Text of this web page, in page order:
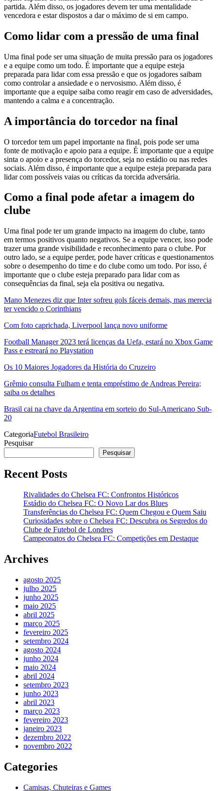
partida. Além disso, os jogadores devem ter uma mentalidade
vencedora e estar dispostos a dar o máximo de si em campo.
Como lidar com a pressão de uma final
Uma final pode ser uma situação de muita pressão para os jogadores
e a equipe como um todo. É importante que a equipe esteja
preparada para lidar com essa pressão e que os jogadores saibam
como controlar a ansiedade e o nervosismo. Além disso, é
importante que a equipe saiba como reagir em caso de adversidades,
mantendo a calma e a concentração.
A importância do torcedor na final
O torcedor tem um papel importante na final, pois pode ser uma
fonte de motivação e apoio para a equipe. É importante que a equipe
sinta o apoio e a presença do torcedor, seja no estádio ou nas redes
sociais. Além disso, é importante que a equipe esteja preparada para
lidar com possíveis vaias ou críticas da torcida adversária.
Como a final pode afetar a imagem do
clube
Uma final pode ter um grande impacto na imagem do clube, tanto
em termos positivos quanto negativos. Se a equipe vencer, isso pode
trazer uma grande visibilidade e reconhecimento para o clube. Por
outro lado, se a equipe perder, pode haver críticas e questionamentos
sobre o desempenho do time e do clube como um todo. Por isso, é
importante que o clube esteja preparado para lidar com as
consequências da final, seja ela positiva ou negativa.
Mano Menezes diz que Inter sofreu gols fáceis demais, mas merecia
ter vencido o Corinthians
Com foto caprichada, Liverpool lança novo uniforme
Football Manager 2023 terá licenças da Uefa, estará no Xbox Game
Pass e estreará no Playstation
Os 10 Maiores Jogadores da História do Cruzeiro
Grêmio consulta Fulham e tenta empréstimo de Andreas Pereira;
saiba os detalhes
Brasil cai na chave da Argentina em sorteio do Sul-Americano Sub-
20
CategoriaFutebol Brasileiro
Pesquisar
Pesquisar
Recent Posts
Rivalidades do Chelsea FC: Confrontos Históricos
Estádio do Chelsea FC: O Novo Lar dos Blues
Transferências do Chelsea FC: Quem Chegou e Quem Saiu
Curiosidades sobre o Chelsea FC: Descubra os Segredos do
Clube de Futebol de Londres
Campeonatos do Chelsea FC: Competições em Destaque
Archives
agosto 2025
julho 2025
junho 2025
maio 2025
abril 2025
março 2025
fevereiro 2025
setembro 2024
agosto 2024
junho 2024
maio 2024
abril 2024
setembro 2023
junho 2023
abril 2023
março 2023
fevereiro 2023
janeiro 2023
dezembro 2022
novembro 2022
Categories
Camisas, Chuteiras e Games